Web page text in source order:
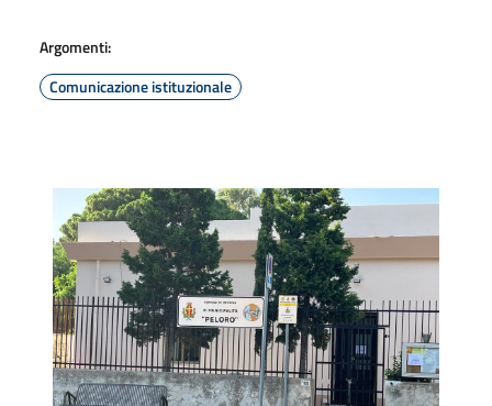
Argomenti:
Comunicazione istituzionale